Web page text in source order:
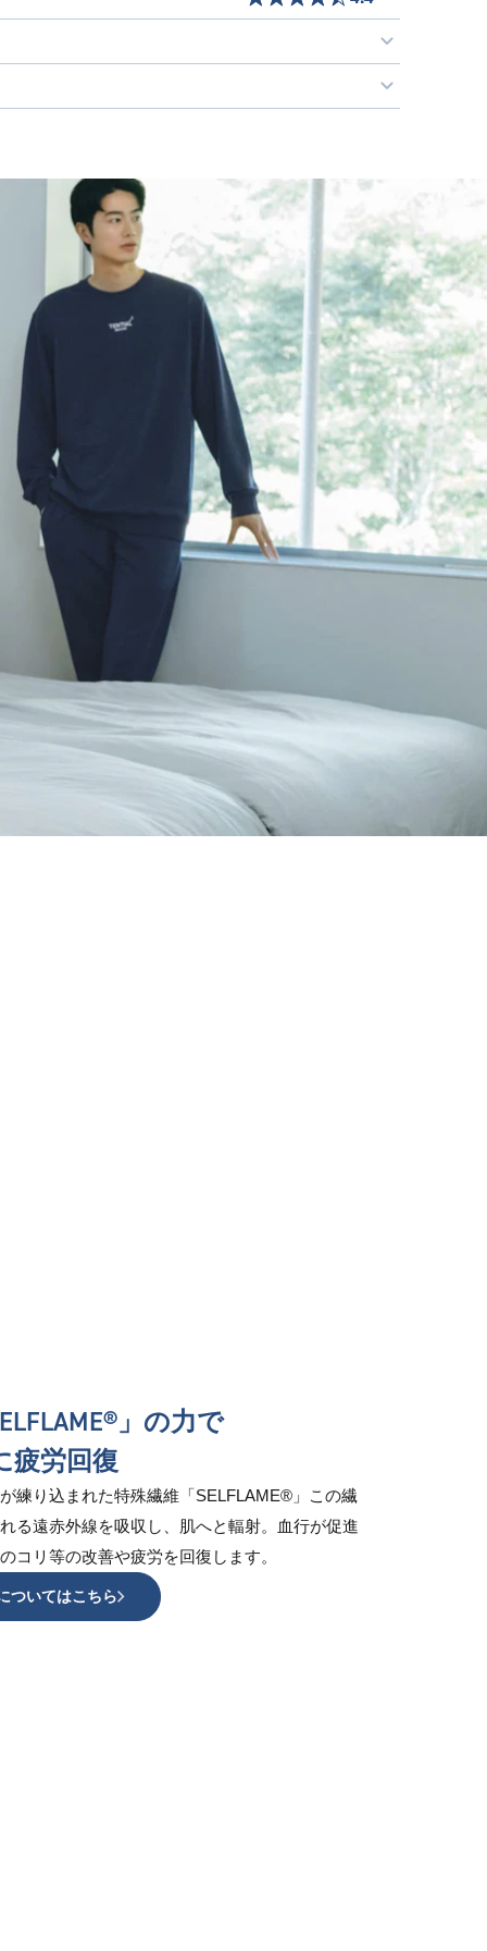
」の力で
疲労回復
練り込まれた特殊繊維「SELFLAME®︎」この繊
る遠赤外線を吸収し、肌へと輻射。血行が促進
コリ等の改善や疲労を回復します。
ついてはこちら